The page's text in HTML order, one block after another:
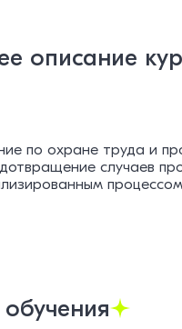
описание
по охране труда и
случаев